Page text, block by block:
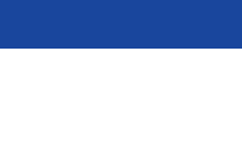
con Piscina y